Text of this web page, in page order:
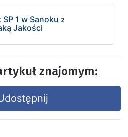
SP 1 w Sanoku z
Jakości
znajomym: